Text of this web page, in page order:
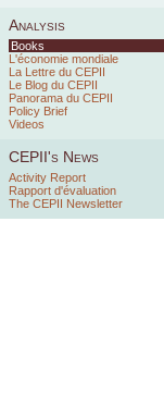
Analysis
Books
L'économie mondiale
La Lettre du CEPII
Le Blog du CEPII
Panorama du CEPII
Policy Brief
Videos
CEPII's News
Activity Report
Rapport d'évaluation
The CEPII Newsletter